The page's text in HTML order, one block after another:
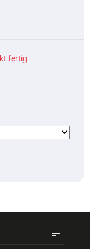
fertig